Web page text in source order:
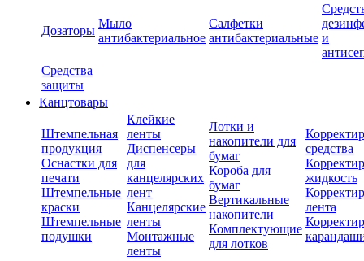
Дозаторы
Мыло
антибактериальное
Салфетки
антибактериальные и
Средства
защиты
Канцтовары
Штемпельная
продукция
Оснастки для
печати
Штемпельные
краски
Штемпельные
подушки
Клейкие
ленты
Диспенсеры
для
канцелярских
лент
Канцелярские
ленты
Монтажные
ленты
Лотки и
накопители для
бумаг
Короба для
бумаг
Вертикальные
накопители
Комплектующие
для лотков
средства
жидкость
лента